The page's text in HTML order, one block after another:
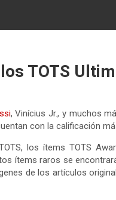
los TOTS
, Vinícius Jr., y muchos
con la calificación
los ítems TOTS
ítems raros se
de los artículos